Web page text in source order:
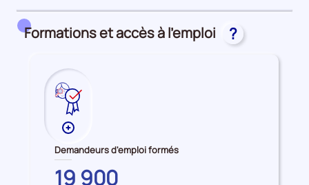
Formations et accès à l'emploi ?
Plus
de
données
sur
Demandeurs d'emploi formés
PROVENCE-
19 900